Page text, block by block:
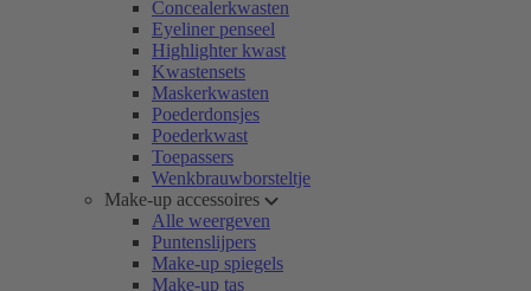
Concealerkwasten
Eyeliner penseel
Highlighter kwast
Kwastensets
Maskerkwasten
Poederdonsjes
Poederkwast
Toepassers
Wenkbrauwborsteltje
Make-up accessoires
Alle weergeven
Puntenslijpers
Make-up spiegels
Make-up tas